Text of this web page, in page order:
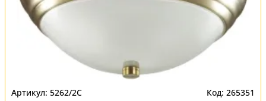
5262/2C 265351